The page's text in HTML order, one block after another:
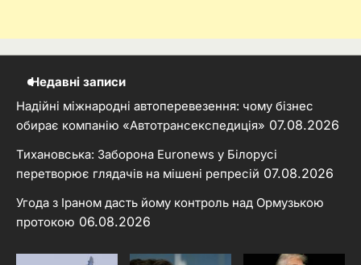
Недавні записи
Надійні міжнародні автоперевезення: чому бізнес
обирає компанію «Автотрансекспедиція» 07.08.2026
Тихановська: Заборона Euronews у Білорусі
перетворює глядачів на мішені репресій 07.08.2026
Угода з Іраном дасть йому контроль над Ормузькою
протокою 06.08.2026